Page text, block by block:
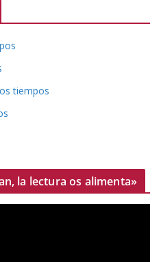
tiempos
la lectura os alimenta»